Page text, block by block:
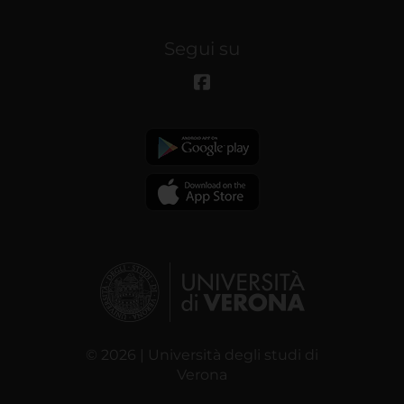
Segui su
© 2026 | Università degli studi di
Verona